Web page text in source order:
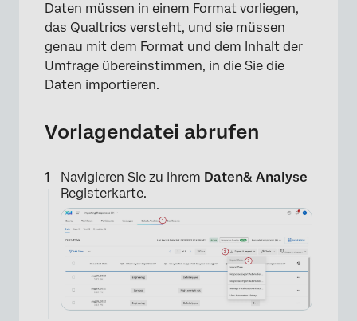
Daten müssen in einem Format vorliegen,
das Qualtrics versteht, und sie müssen
genau mit dem Format und dem Inhalt der
Umfrage übereinstimmen, in die Sie die
Daten importieren.
Vorlagendatei abrufen
Navigieren Sie zu Ihrem Daten& Analyse
Registerkarte.